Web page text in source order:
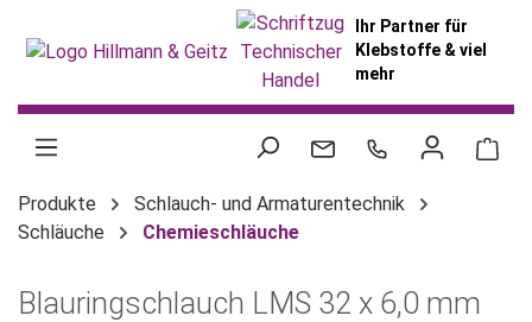
Ihr Partner für
Klebstoffe & viel
mehr
Produkte
Schlauch- und Armaturentechnik
Schläuche
Chemieschläuche
Blauringschlauch LMS 32 x 6,0 mm